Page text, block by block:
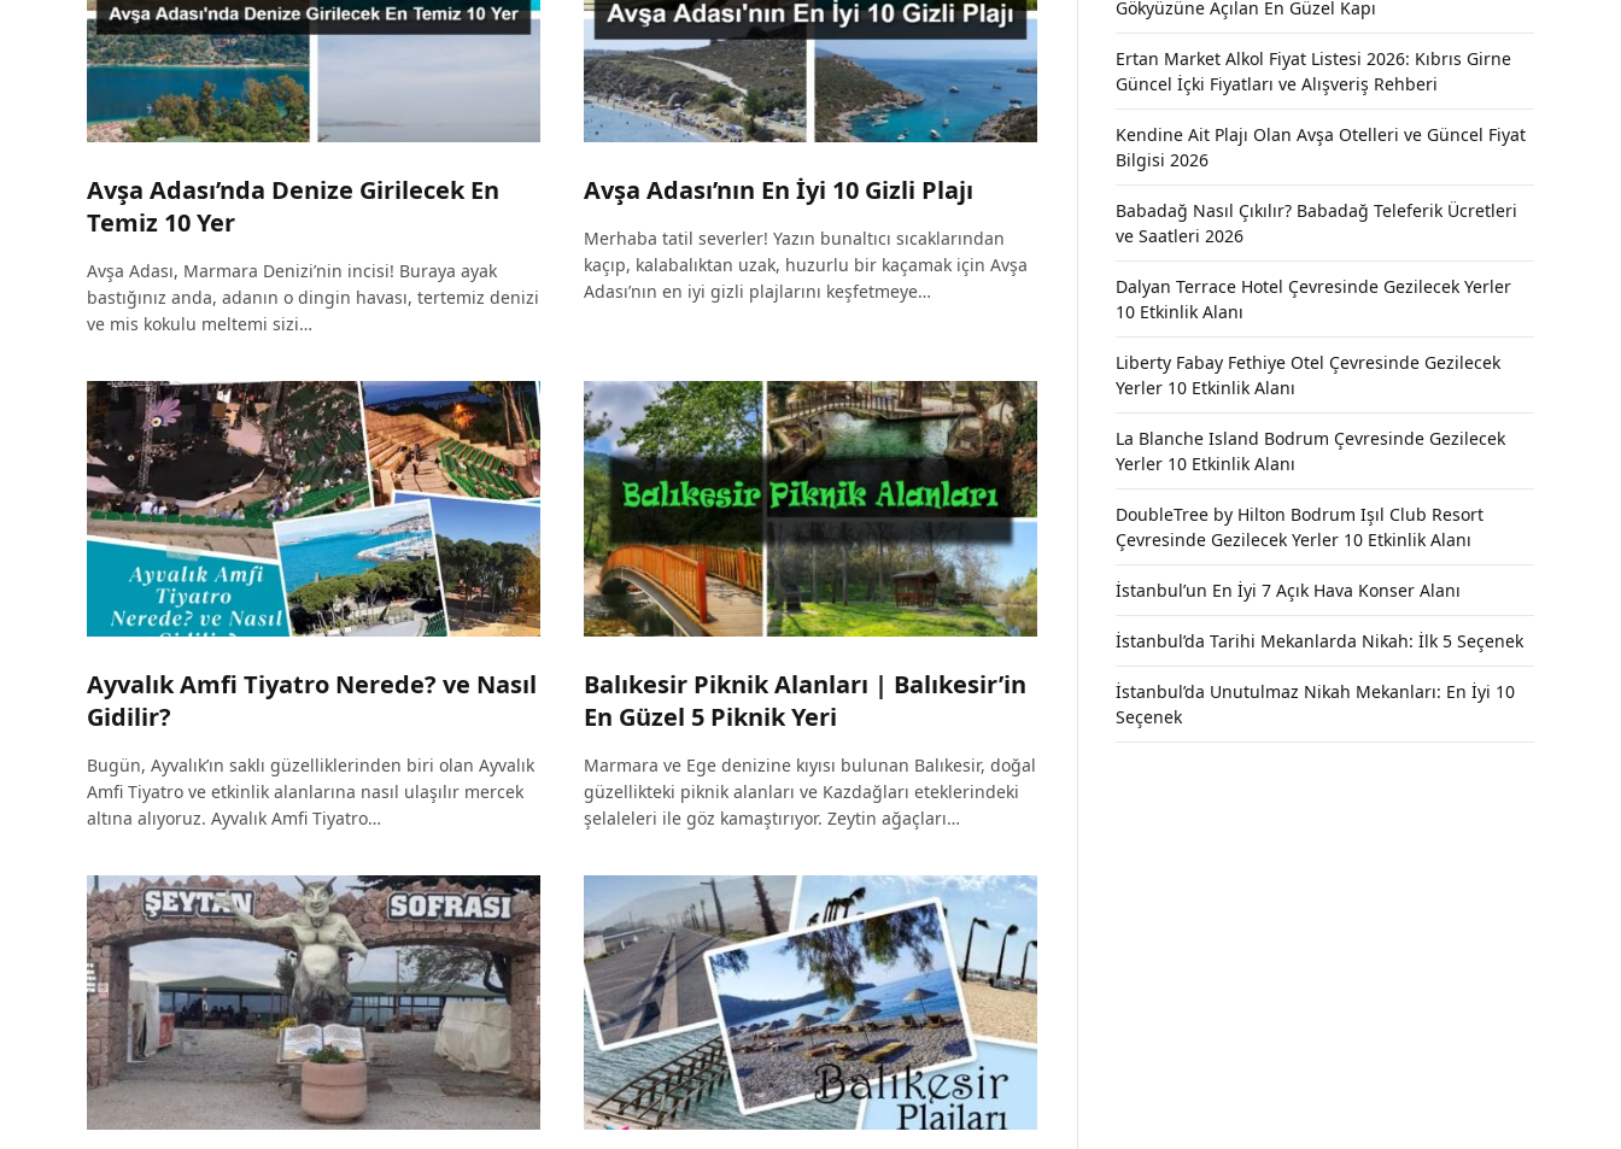
Avşa Adası’nda Denize Girilecek En
Temiz 10 Yer
Avşa Adası, Marmara Denizi’nin incisi! Buraya ayak
bastığınız anda, adanın o dingin havası, tertemiz denizi
ve mis kokulu meltemi sizi…
Avşa Adası’nın En İyi 10 Gizli Plajı
Merhaba tatil severler! Yazın bunaltıcı sıcaklarından
kaçıp, kalabalıktan uzak, huzurlu bir kaçamak için Avşa
Adası’nın en iyi gizli plajlarını keşfetmeye…
Ayvalık Amfi Tiyatro Nerede? ve Nasıl
Gidilir?
Bugün, Ayvalık’ın saklı güzelliklerinden biri olan Ayvalık
Amfi Tiyatro ve etkinlik alanlarına nasıl ulaşılır mercek
altına alıyoruz. Ayvalık Amfi Tiyatro…
Balıkesir Piknik Alanları | Balıkesir’in
En Güzel 5 Piknik Yeri
Marmara ve Ege denizine kıyısı bulunan Balıkesir, doğal
güzellikteki piknik alanları ve Kazdağları eteklerindeki
şelaleleri ile göz kamaştırıyor. Zeytin ağaçları…
Gökyüzüne Açılan En Güzel Kapı
Ertan Market Alkol Fiyat Listesi 2026: Kıbrıs Girne
Güncel İçki Fiyatları ve Alışveriş Rehberi
Kendine Ait Plajı Olan Avşa Otelleri ve Güncel Fiyat
Bilgisi 2026
Babadağ Nasıl Çıkılır? Babadağ Teleferik Ücretleri
ve Saatleri 2026
Dalyan Terrace Hotel Çevresinde Gezilecek Yerler
10 Etkinlik Alanı
Liberty Fabay Fethiye Otel Çevresinde Gezilecek
Yerler 10 Etkinlik Alanı
La Blanche Island Bodrum Çevresinde Gezilecek
Yerler 10 Etkinlik Alanı
DoubleTree by Hilton Bodrum Işıl Club Resort
Çevresinde Gezilecek Yerler 10 Etkinlik Alanı
İstanbul’un En İyi 7 Açık Hava Konser Alanı
İstanbul’da Tarihi Mekanlarda Nikah: İlk 5 Seçenek
İstanbul’da Unutulmaz Nikah Mekanları: En İyi 10
Seçenek